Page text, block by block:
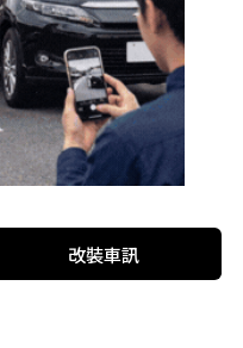
改裝車訊